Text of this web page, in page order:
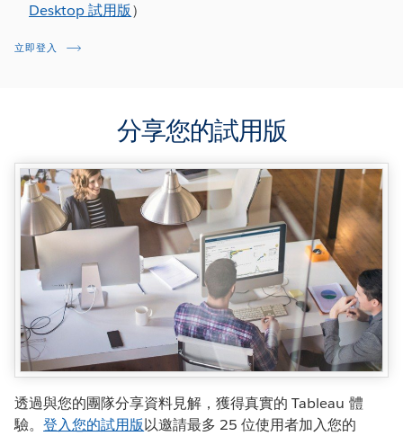
Desktop 試用版）
立即登入
分享您的試用版
透過與您的團隊分享資料見解，獲得真實的 Tableau 體
驗。登入您的試用版以邀請最多 25 位使用者加入您的